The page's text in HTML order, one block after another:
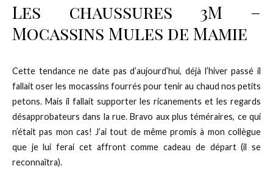
Les chaussures 3M –
Mocassins Mules de Mamie
Cette tendance ne date pas d’aujourd’hui, déjà l’hiver passé il
fallait oser les mocassins fourrés pour tenir au chaud nos petits
petons. Mais il fallait supporter les ricanements et les regards
désapprobateurs dans la rue. Bravo aux plus téméraires, ce qui
n’était pas mon cas! J’ai tout de même promis à mon collègue
que je lui ferai cet affront comme cadeau de départ (il se
reconnaîtra).